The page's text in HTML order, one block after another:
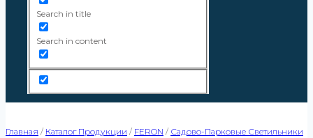
Search in title
Search in content
Главная / Каталог Продукции / FERON / Садово-Парковые Светильники